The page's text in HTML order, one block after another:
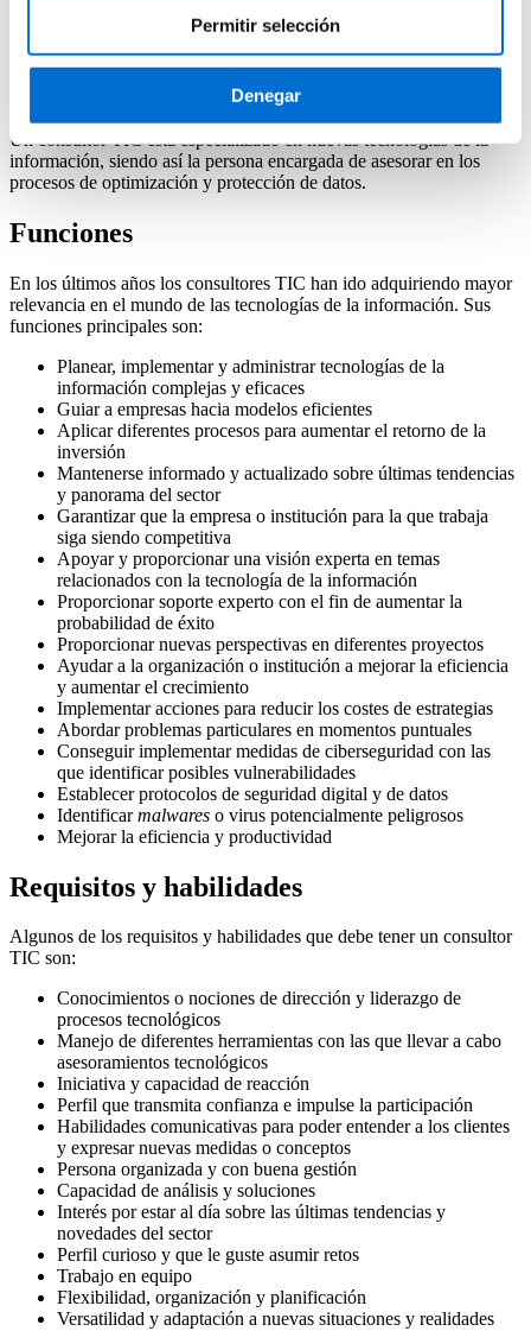
Permitir selección
Denegar
Un consultor TIC está especializado en nuevas tecnologías de la
información, siendo así la persona encargada de asesorar en los
procesos de optimización y protección de datos.
Funciones
En los últimos años los consultores TIC han ido adquiriendo mayor
relevancia en el mundo de las tecnologías de la información. Sus
funciones principales son:
Planear, implementar y administrar tecnologías de la
información complejas y eficaces
Guiar a empresas hacia modelos eficientes
Aplicar diferentes procesos para aumentar el retorno de la
inversión
Mantenerse informado y actualizado sobre últimas tendencias
y panorama del sector
Garantizar que la empresa o institución para la que trabaja
siga siendo competitiva
Apoyar y proporcionar una visión experta en temas
relacionados con la tecnología de la información
Proporcionar soporte experto con el fin de aumentar la
probabilidad de éxito
Proporcionar nuevas perspectivas en diferentes proyectos
Ayudar a la organización o institución a mejorar la eficiencia
y aumentar el crecimiento
Implementar acciones para reducir los costes de estrategias
Abordar problemas particulares en momentos puntuales
Conseguir implementar medidas de ciberseguridad con las
que identificar posibles vulnerabilidades
Establecer protocolos de seguridad digital y de datos
Identificarmalwares o virus potencialmente peligrosos
Mejorar la eficiencia y productividad
Requisitos y habilidades
Algunos de los requisitos y habilidades que debe tener un consultor
TIC son:
Conocimientos o nociones de dirección y liderazgo de
procesos tecnológicos
Manejo de diferentes herramientas con las que llevar a cabo
asesoramientos tecnológicos
Iniciativa y capacidad de reacción
Perfil que transmita confianza e impulse la participación
Habilidades comunicativas para poder entender a los clientes
y expresar nuevas medidas o conceptos
Persona organizada y con buena gestión
Capacidad de análisis y soluciones
Interés por estar al día sobre las últimas tendencias y
novedades del sector
Perfil curioso y que le guste asumir retos
Trabajo en equipo
Flexibilidad, organización y planificación
Versatilidad y adaptación a nuevas situaciones y realidades